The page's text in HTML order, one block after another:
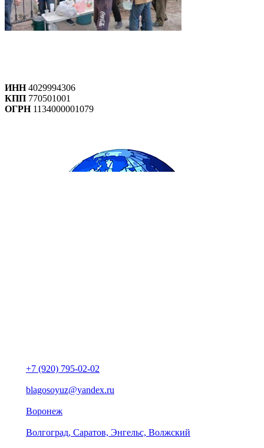
ИНН4029994306
КПП 770501001
ОГРН1134000001079
+7 (920) 795-02-02
blagosoyuz@yandex.ru
Воронеж
Волгоград, Саратов, Энгельс, Волжский